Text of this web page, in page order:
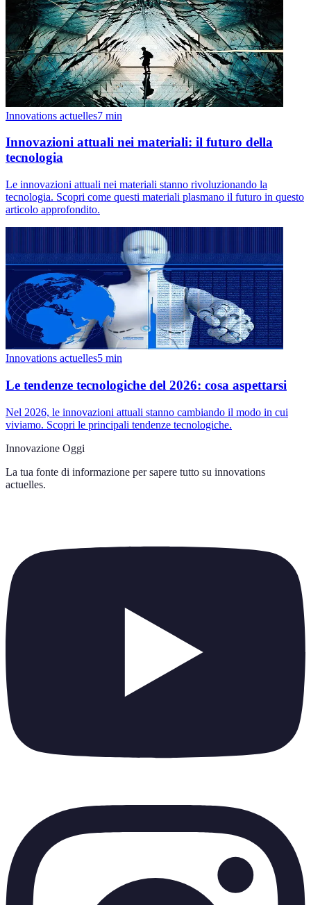
Innovations actuelles7 min
Innovazioni attuali nei materiali: il futuro della
tecnologia
Le innovazioni attuali nei materiali stanno rivoluzionando la
tecnologia. Scopri come questi materiali plasmano il futuro in questo
articolo approfondito.
Innovations actuelles5 min
Le tendenze tecnologiche del 2026: cosa aspettarsi
Nel 2026, le innovazioni attuali stanno cambiando il modo in cui
viviamo. Scopri le principali tendenze tecnologiche.
Innovazione Oggi
La tua fonte di informazione per sapere tutto su innovations
actuelles.